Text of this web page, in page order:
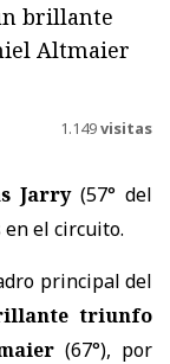
brillante
Altmaier
1.149visitas
Jarry(57° del
el circuito.
principal del
triunfo
(67°), por